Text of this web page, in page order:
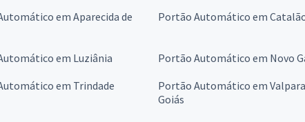
em Aparecida de
Portão Automático em
em Luziânia Portão Automático em Novo
em Trindade
Portão Automático em
Goiás